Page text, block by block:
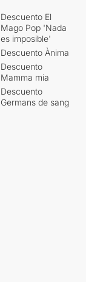
Descuento El
Mago Pop 'Nada
es imposible'
Descuento Ànima
Descuento
Mamma mia
Descuento
Germans de sang